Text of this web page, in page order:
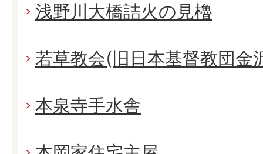
浅野川大橋詰火の見櫓
若草教会(旧日本基督教団金
本泉寺手水舎